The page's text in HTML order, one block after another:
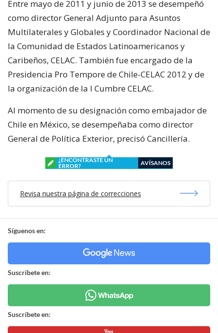
Entre mayo de 2011 y junio de 2013 se desempeñó
como director General Adjunto para Asuntos
Multilaterales y Globales y Coordinador Nacional de
la Comunidad de Estados Latinoamericanos y
Caribeños, CELAC. También fue encargado de la
Presidencia Pro Tempore de Chile-CELAC 2012 y de
la organización de la I Cumbre CELAC.
Al momento de su designación como embajador de
Chile en México, se desempeñaba como director
General de Política Exterior, precisó Cancillería.
¿ENCONTRASTE UN
ERROR?
AVÍSANOS
Revisa nuestra página de correcciones
Síguenos en:
Suscríbete en:
Suscríbete en: